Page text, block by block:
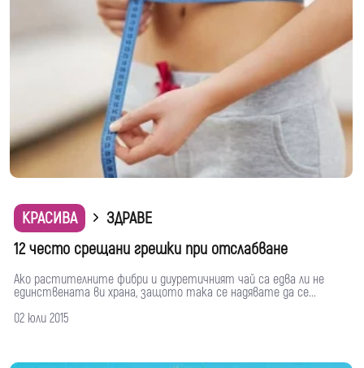
КРАСИВА
ЗДРАВЕ
12 често срещани грешки при отслабване
Ако растителните фибри и диуретичният чай са едва ли не
единствената ви храна, защото така се надявате да се...
02 юли 2015